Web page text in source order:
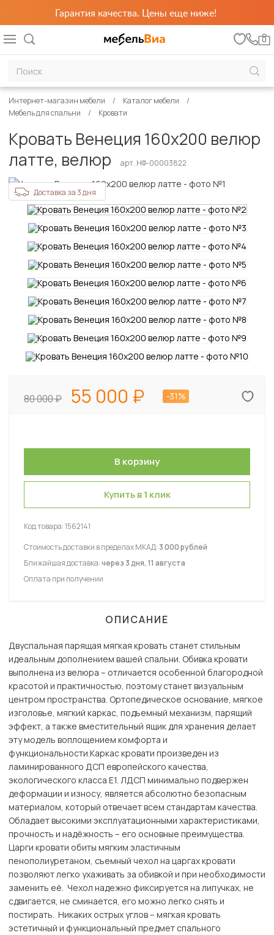
Гарантия качества. Цены еще ниже!
0
Интернет-магазин мебели
Каталог мебели
Мебель для спальни
Кровати
Кровать Венеция 160х200 велюр
латте, велюр
арт. НФ-00003822
Доставка за 3 дня
80 000 55 000 -31%
Купить в 1 клик
Код товара:1562141
Стоимость доставки в пределах МКАД: 3 000 рублей
Ближайшая доставка:через 3 дня, 11 августа
Оплата при получении
ОПИСАНИЕ
Двуспальная парящая мягкая кровать станет стильным
идеальным дополнением вашей спальни. Обивка кровати
выполнена из велюра – отличается особенной благородной
красотой и практичностью, поэтому станет визуальным
центром пространства. Ортопедическое основание, мягкое
изголовье, мягкий каркас, подъемный механизм, парящий
эффект, а также вместительный ящик для хранения делает
эту модель воплощением комфорта и
функциональности.Каркас кровати произведен из
ламинированного ДСП европейского качества,
экологического класса Е1. ЛДСП минимально подвержен
деформации и износу, является абсолютно безопасным
материалом, который отвечает всем стандартам качества.
Обладает высокими эксплуатационными характеристиками,
прочность и надёжность – его основные преимущества.
Царги кровати обиты мягким эластичным
пенополиуретаном, съемный чехол на царгах кровати
позволяют легко ухаживать за обивкой и при необходимости
заменить её. Чехол надежно фиксируется на липучках, не
сдвигается, не сминается, его можно легко снять и
постирать. Никаких острых углов – мягкая кровать
эстетичный и функциональный предмет спального